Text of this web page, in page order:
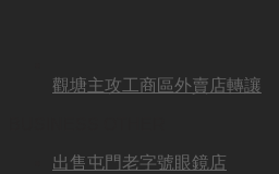
觀塘主攻工商區外賣店轉讓
出售屯門老字號眼鏡店